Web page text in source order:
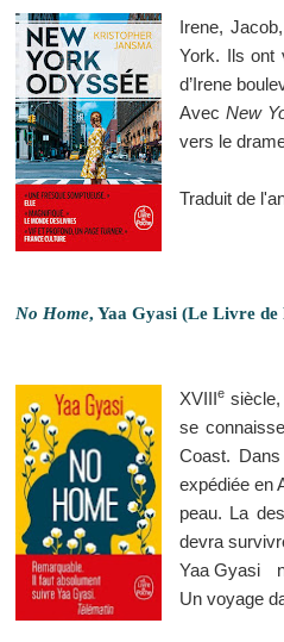
Irene,
York. Ils ont
d’Irene
Avec New
vers le
Traduit de
No Home, Yaa Gyasi (Le Livre de
XVIIIe
se
Coast.
expédiée en
peau. La
devra
Yaa Gyasi
Un voyage